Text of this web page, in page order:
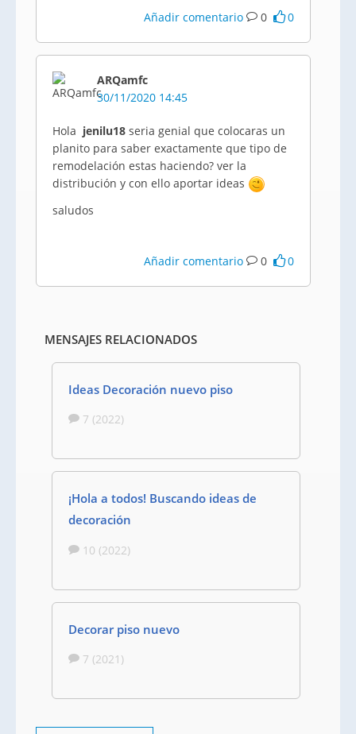
Añadir comentario 0 0
ARQamfc
30/11/2020 14:45
Hola jenilu18 seria genial que colocaras un
planito para saber exactamente que tipo de
remodelación estas haciendo? ver la
distribución y con ello aportar ideas
saludos
Añadir comentario 0 0
MENSAJES RELACIONADOS
Ideas Decoración nuevo piso
7 (2022)
¡Hola a todos! Buscando ideas de
decoración
10 (2022)
Decorar piso nuevo
7 (2021)